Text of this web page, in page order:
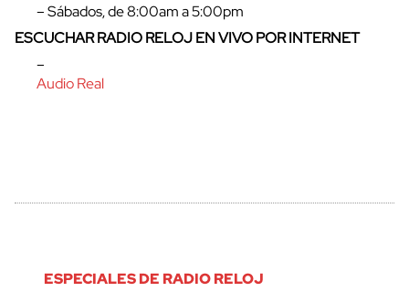
cerrar
– Sábados, de 8:00am a 5:00pm
ESCUCHAR RADIO RELOJ EN VIVO POR INTERNET
–
Audio Real
ESPECIALES DE RADIO RELOJ